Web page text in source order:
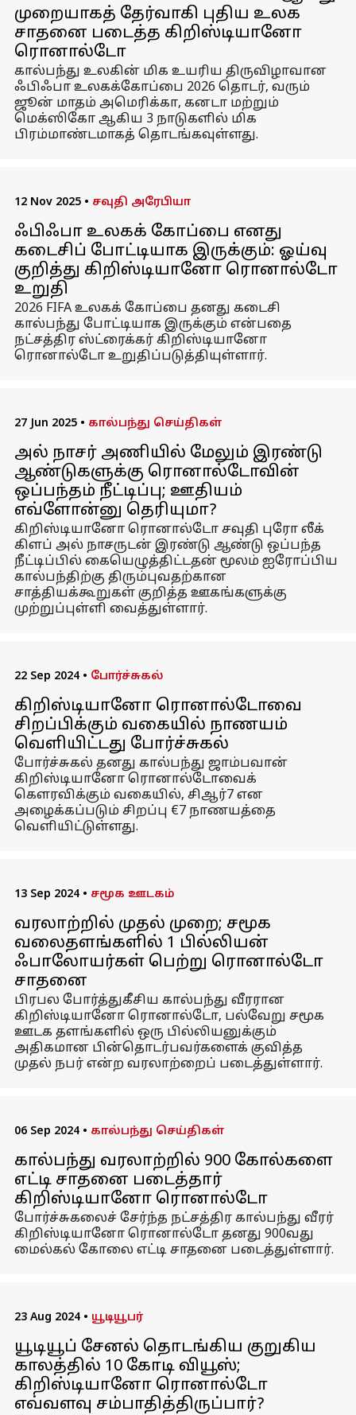
முறையாகத் தேர்வாகி புதிய உலக
சாதனை படைத்த கிறிஸ்டியானோ
ரொனால்டோ
கால்பந்து உலகின் மிக உயரிய திருவிழாவான
ஃபிஃபா உலகக்கோப்பை 2026 தொடர், வரும்
ஜூன் மாதம் அமெரிக்கா, கனடா மற்றும்
மெக்ஸிகோ ஆகிய 3 நாடுகளில் மிக
பிரம்மாண்டமாகத் தொடங்கவுள்ளது.
12 Nov 2025 • சவுதி அரேபியா
ஃபிஃபா உலகக் கோப்பை எனது
கடைசிப் போட்டியாக இருக்கும்: ஓய்வு
குறித்து கிறிஸ்டியானோ ரொனால்டோ
உறுதி
2026 FIFA உலகக் கோப்பை தனது கடைசி
கால்பந்து போட்டியாக இருக்கும் என்பதை
நட்சத்திர ஸ்ட்ரைக்கர் கிறிஸ்டியானோ
ரொனால்டோ உறுதிப்படுத்தியுள்ளார்.
27 Jun 2025 • கால்பந்து செய்திகள்
அல் நாசர் அணியில் மேலும் இரண்டு
ஆண்டுகளுக்கு ரொனால்டோவின்
ஒப்பந்தம் நீட்டிப்பு; ஊதியம்
எவ்ளோன்னு தெரியுமா?
கிறிஸ்டியானோ ரொனால்டோ சவுதி புரோ லீக்
கிளப் அல் நாசருடன் இரண்டு ஆண்டு ஒப்பந்த
நீட்டிப்பில் கையெழுத்திட்டதன் மூலம் ஐரோப்பிய
கால்பந்திற்கு திரும்புவதற்கான
சாத்தியக்கூறுகள் குறித்த ஊகங்களுக்கு
முற்றுப்புள்ளி வைத்துள்ளார்.
22 Sep 2024 • போர்ச்சுகல்
கிறிஸ்டியானோ ரொனால்டோவை
சிறப்பிக்கும் வகையில் நாணயம்
வெளியிட்டது போர்ச்சுகல்
போர்ச்சுகல் தனது கால்பந்து ஜாம்பவான்
கிறிஸ்டியானோ ரொனால்டோவைக்
கௌரவிக்கும் வகையில், சிஆர்7 என
அழைக்கப்படும் சிறப்பு €7 நாணயத்தை
வெளியிட்டுள்ளது.
13 Sep 2024 • சமூக ஊடகம்
வரலாற்றில் முதல் முறை; சமூக
வலைதளங்களில் 1 பில்லியன்
ஃபாலோயர்கள் பெற்று ரொனால்டோ
சாதனை
பிரபல போர்த்துகீசிய கால்பந்து வீரரான
கிறிஸ்டியானோ ரொனால்டோ, பல்வேறு சமூக
ஊடக தளங்களில் ஒரு பில்லியனுக்கும்
அதிகமான பின்தொடர்பவர்களைக் குவித்த
முதல் நபர் என்ற வரலாற்றைப் படைத்துள்ளார்.
06 Sep 2024 • கால்பந்து செய்திகள்
கால்பந்து வரலாற்றில் 900 கோல்களை
எட்டி சாதனை படைத்தார்
கிறிஸ்டியானோ ரொனால்டோ
போர்ச்சுகலைச் சேர்ந்த நட்சத்திர கால்பந்து வீரர்
கிறிஸ்டியானோ ரொனால்டோ தனது 900வது
மைல்கல் கோலை எட்டி சாதனை படைத்துள்ளார்.
23 Aug 2024 • யூடியூபர்
யூடியூப் சேனல் தொடங்கிய குறுகிய
காலத்தில் 10 கோடி வியூஸ்;
கிறிஸ்டியானோ ரொனால்டோ
எவ்வளவு சம்பாதித்திருப்பார்?